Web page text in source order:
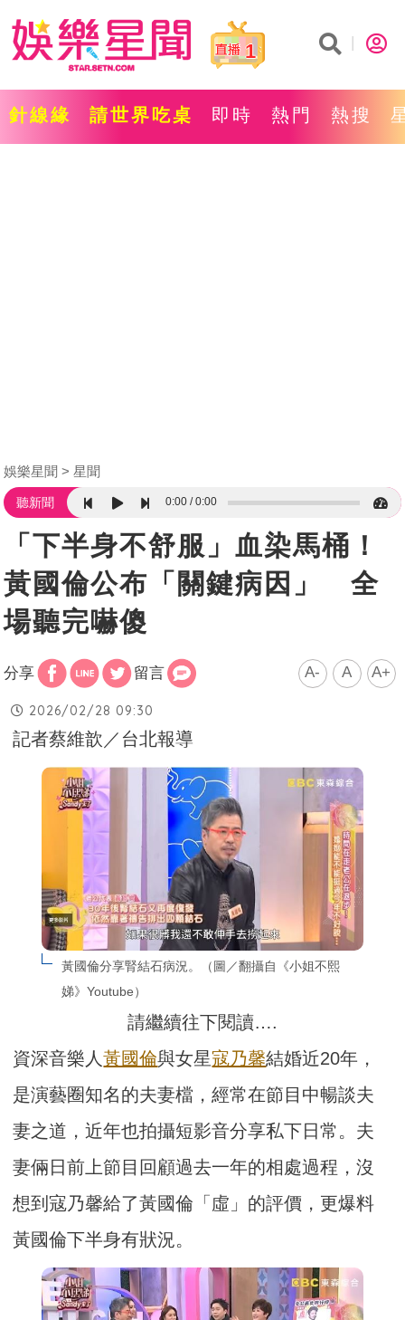
1
針線緣 請世界吃桌 即時 熱門 熱搜
娛樂星聞 星聞
聽新聞 0:00 0:00
「下半身不舒服」血染馬桶！
黃國倫公布「關鍵病因」 全
場聽完嚇傻
分享 留言 A- A A+
2026/02/28 09:30
記者蔡維歆／台北報導
黃國倫分享腎結石病況。（圖／翻攝自《小姐不熙
娣》Youtube）
請繼續往下閱讀….
資深音樂人黃國倫與女星寇乃馨結婚近20年，
是演藝圈知名的夫妻檔，經常在節目中暢談夫
妻之道，近年也拍攝短影音分享私下日常。夫
妻倆日前上節目回顧過去一年的相處過程，沒
想到寇乃馨給了黃國倫「虛」的評價，更爆料
黃國倫下半身有狀況。